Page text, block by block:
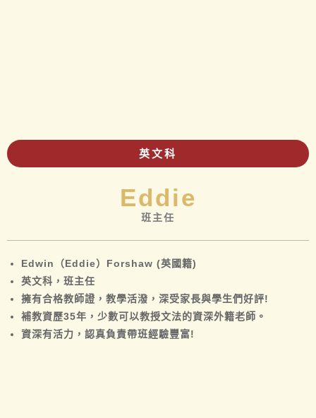
英文科
Eddie
班主任
Edwin（Eddie）Forshaw (英國籍)
英文科，班主任
擁有合格教師證，教學活潑，深受家長與學生們好評!
補教資歷35年，少數可以教授文法的資深外籍老師。
資深有活力，認真負責帶班經驗豐富!